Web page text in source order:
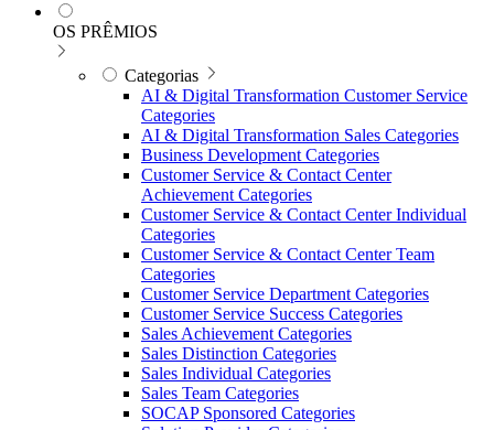
OS PRÊMIOS
Categorias
AI & Digital Transformation Customer Service
Categories
AI & Digital Transformation Sales Categories
Business Development Categories
Customer Service & Contact Center
Achievement Categories
Customer Service & Contact Center Individual
Categories
Customer Service & Contact Center Team
Categories
Customer Service Department Categories
Customer Service Success Categories
Sales Achievement Categories
Sales Distinction Categories
Sales Individual Categories
Sales Team Categories
SOCAP Sponsored Categories